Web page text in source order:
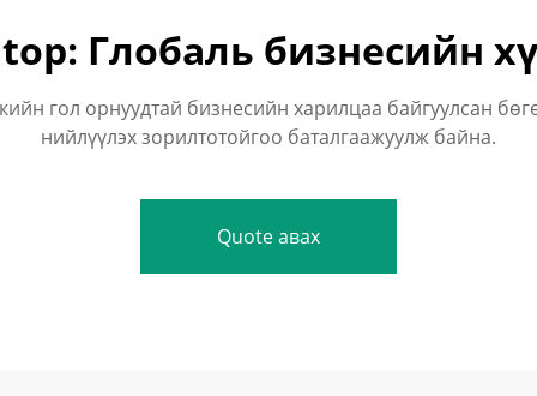
Глобаль бизнесийн
гол орнуудтай бизнесийн харилцаа байгуулсан
нийлүүлэх зорилтотойгоо баталгаажуулж байна.
Quote авах